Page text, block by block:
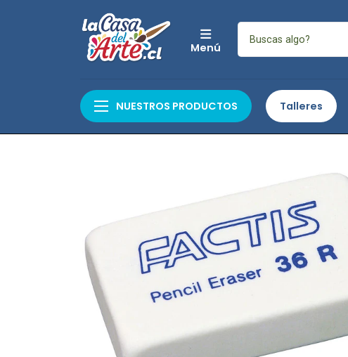
Menú
NUESTROS PRODUCTOS Talleres
Inicio Escolar y Oficina